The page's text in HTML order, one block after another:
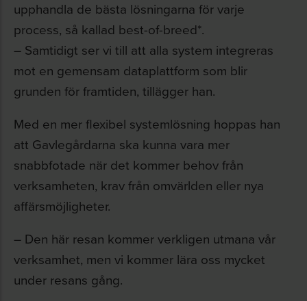
upphandla de bästa lösningarna för varje
process, så kallad best-of-breed*.
– Samtidigt ser vi till att alla system integreras
mot en gemensam dataplattform som blir
grunden för framtiden, tillägger han.
Med en mer flexibel systemlösning hoppas han
att Gavlegårdarna ska kunna vara mer
snabbfotade när det kommer behov från
verksamheten, krav från omvärlden eller nya
affärsmöjligheter.
– Den här resan kommer verkligen utmana vår
verksamhet, men vi kommer lära oss mycket
under resans gång.